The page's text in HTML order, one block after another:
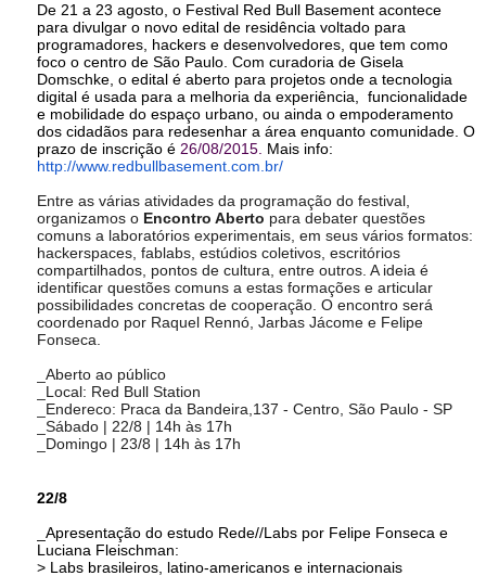
De 21 a 23 agosto, o Festival Red Bull Basement acontece
para divulgar o novo edital de residência voltado para
programadores, hackers e desenvolvedores, que tem como
foco o centro de São Paulo. Com curadoria de Gisela
Domschke, o edital é aberto para projetos onde a tecnologia
digital é usada para a melhoria da experiência,  funcionalidade
e mobilidade do espaço urbano, ou ainda o empoderamento
dos cidadãos para redesenhar a área enquanto comunidade. O
prazo de inscrição é 26/08/2015.
http://www.redbullbasement.com.br/
Entre as várias atividades da programação do festival,
organizamos o Encontro Aberto para debater questões
comuns a laboratórios experimentais, em seus vários formatos:
hackerspaces, fablabs, estúdios coletivos, escritórios
compartilhados, pontos de cultura, entre outros. A ideia é
identificar questões comuns a estas formações e articular
possibilidades concretas de cooperação. O encontro será
coordenado por Raquel Rennó, Jarbas Jácome e Felipe
Fonseca.
_Aberto ao público
_Local: Red Bull Station
_Endereco: Praca da Bandeira,137 - Centro, São Paulo - SP
_Sábado | 22/8 | 14h às 17h
_Domingo | 23/8 | 14h às 17h
22/8
Apresentação do estudo Rede//Labs por Felipe Fonseca e
Luciana Fleischman:
> Labs brasileiros, latino-americanos e internacionais